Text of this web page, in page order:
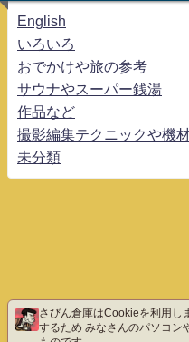
English
いろいろ
おでかけや旅の参考
サウナやスーパー銭湯
作品など
撮影編集テクニックや機
未分類
さびん倉庫はCookieを利用し
するため みなさんのパソコン